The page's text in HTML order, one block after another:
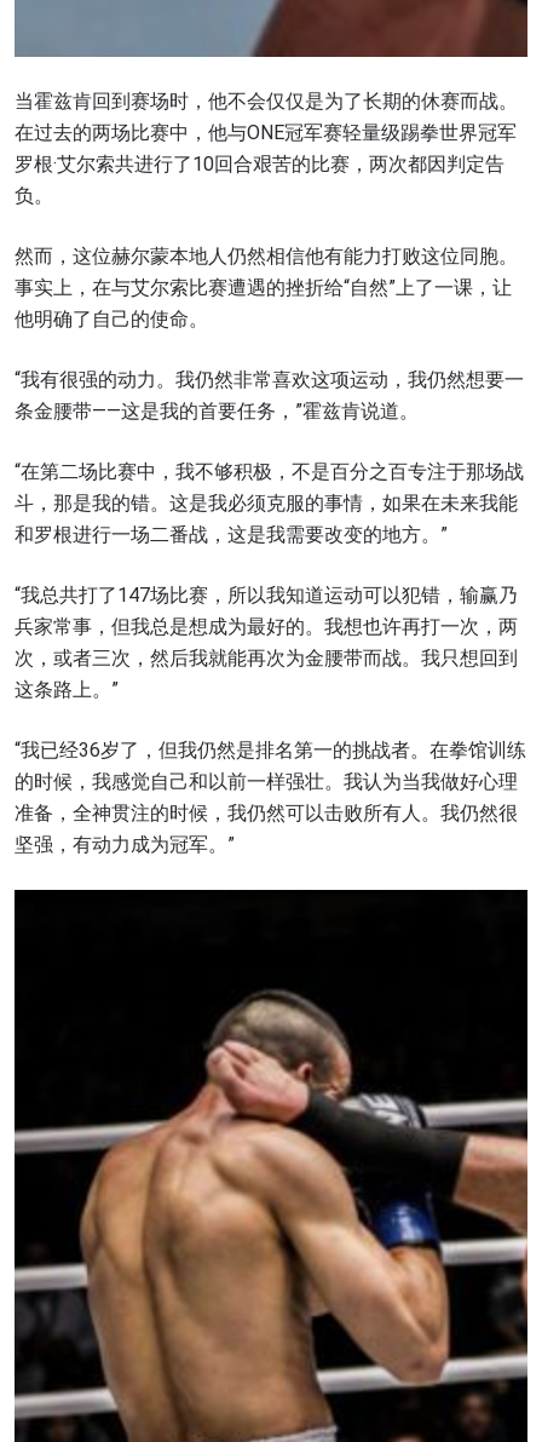
当霍兹肯回到赛场时，他不会仅仅是为了长期的休赛而战。
在过去的两场比赛中，他与ONE冠军赛轻量级踢拳世界冠军
罗根·艾尔索共进行了10回合艰苦的比赛，两次都因判定告
负。
然而，这位赫尔蒙本地人仍然相信他有能力打败这位同胞。
事实上，在与艾尔索比赛遭遇的挫折给“自然”上了一课，让
他明确了自己的使命。
“我有很强的动力。我仍然非常喜欢这项运动，我仍然想要一
条金腰带——这是我的首要任务，”霍兹肯说道。
“在第二场比赛中，我不够积极，不是百分之百专注于那场战
斗，那是我的错。这是我必须克服的事情，如果在未来我能
和罗根进行一场二番战，这是我需要改变的地方。”
“我总共打了147场比赛，所以我知道运动可以犯错，输赢乃
兵家常事，但我总是想成为最好的。我想也许再打一次，两
次，或者三次，然后我就能再次为金腰带而战。我只想回到
这条路上。”
“我已经36岁了，但我仍然是排名第一的挑战者。在拳馆训练
的时候，我感觉自己和以前一样强壮。我认为当我做好心理
准备，全神贯注的时候，我仍然可以击败所有人。我仍然很
坚强，有动力成为冠军。”